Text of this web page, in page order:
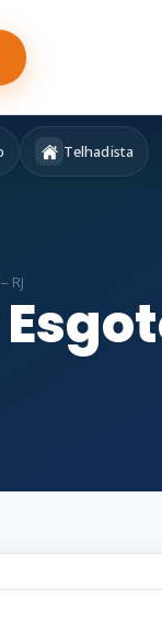
Telhadista
RJ